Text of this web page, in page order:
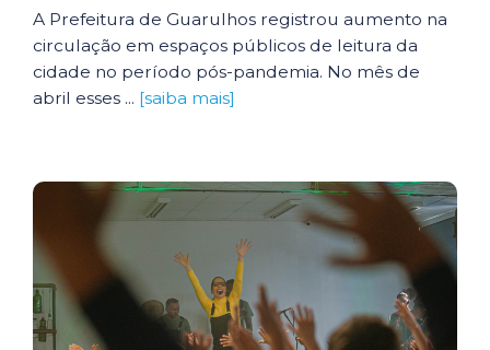
A Prefeitura de Guarulhos registrou aumento na
circulação em espaços públicos de leitura da
cidade no período pós-pandemia. No mês de
abril esses ... [saiba mais]